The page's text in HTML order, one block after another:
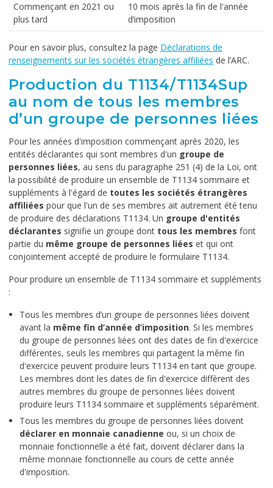
Commençant en 2021 ou
plus tard
10 mois après la fin de l'année
d’imposition
Pour en savoir plus, consultez la page Déclarations de
renseignements sur les sociétés étrangères affiliées de l’ARC.
Production du T1134/T1134Sup
au nom de tous les membres
d’un groupe de personnes liées
Pour les années d'imposition commençant après 2020, les
entités déclarantes qui sont membres d'un groupe de
personnes liées, au sens du paragraphe 251 (4) de la Loi, ont
la possibilité de produire un ensemble de T1134 sommaire et
suppléments à l'égard de toutes les sociétés étrangères
affiliées pour que l'un de ses membres ait autrement été tenu
de produire des déclarations T1134. Un groupe d'entités
déclarantes signifie un groupe dont tous les membres font
partie du même groupe de personnes liées et qui ont
conjointement accepté de produire le formulaire T1134.
Pour produire un ensemble de T1134 sommaire et suppléments
:
Tous les membres d’un groupe de personnes liées doivent
avant la même fin d’année d’imposition. Si les membres
du groupe de personnes liées ont des dates de fin d'exercice
différentes, seuls les membres qui partagent la même fin
d'exercice peuvent produire leurs T1134 en tant que groupe.
Les membres dont les dates de fin d'exercice diffèrent des
autres membres du groupe de personnes liées doivent
produire leurs T1134 sommaire et suppléments séparément.
Tous les membres du groupe de personnes liées doivent
déclarer en monnaie canadienne ou, si un choix de
monnaie fonctionnelle a été fait, doivent déclarer dans la
même monnaie fonctionnelle au cours de cette année
d'imposition.